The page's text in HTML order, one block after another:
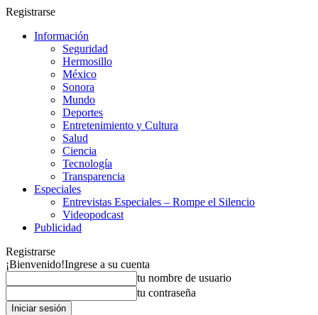
Registrarse
Información
Seguridad
Hermosillo
México
Sonora
Mundo
Deportes
Entretenimiento y Cultura
Salud
Ciencia
Tecnología
Transparencia
Especiales
Entrevistas Especiales – Rompe el Silencio
Videopodcast
Publicidad
Registrarse
¡Bienvenido!Ingrese a su cuenta
tu nombre de usuario
tu contraseña